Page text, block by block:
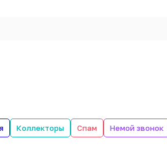
Коллекторы Спам Немой звонок